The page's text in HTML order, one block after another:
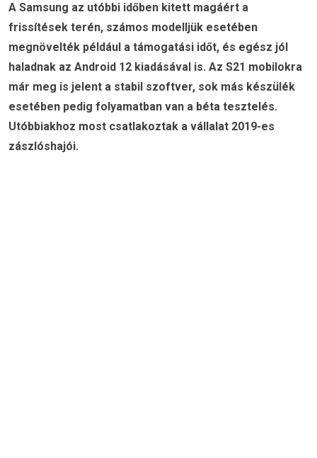
A Samsung az utóbbi időben kitett magáért a
frissítések terén, számos modelljük esetében
megnövelték például a támogatási időt, és egész jól
haladnak az Android 12 kiadásával is. Az S21 mobilokra
már meg is jelent a stabil szoftver, sok más készülék
esetében pedig folyamatban van a béta tesztelés.
Utóbbiakhoz most csatlakoztak a vállalat 2019-es
zászlóshajói.